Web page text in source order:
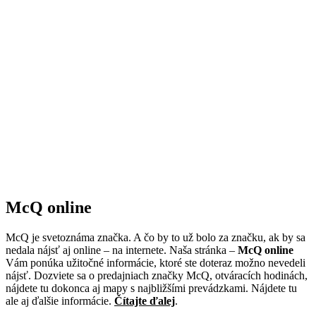
McQ online
McQ je svetoznáma značka. A čo by to už bolo za značku, ak by sa
nedala nájsť aj online – na internete. Naša stránka – McQ online
Vám ponúka užitočné informácie, ktoré ste doteraz možno nevedeli
nájsť. Dozviete sa o predajniach značky McQ, otváracích hodinách,
nájdete tu dokonca aj mapy s najbližšími prevádzkami. Nájdete tu
ale aj ďalšie informácie. Čítajte ďalej.